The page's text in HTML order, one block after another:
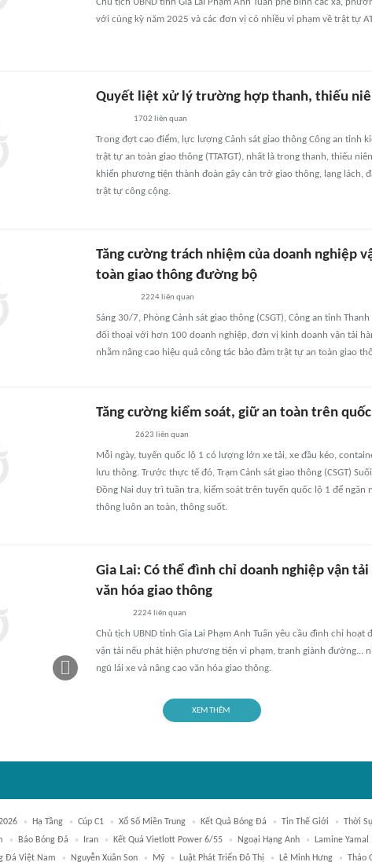
với cùng kỳ năm 2025 và các đơn vị có nhiều vi phạm về trật tự
Quyết liệt xử lý trường hợp thanh, thiếu
1702 liên quan
Trong đợt cao điểm, lực lượng Cảnh sát giao thông Công an tỉnh
trật tự an toàn giao thông (TTATGT), nhất là trong thanh, thiếu
khiển phương tiện thành đoàn gây cản trở giao thông, lạng lách,
trật tự công cộng.
Tăng cường trách nhiệm của doanh nghiệp
toàn giao thông đường bộ
2224 liên quan
Sáng 30/7, Phòng Cảnh sát giao thông (CSGT), Công an tỉnh
đối thoại với hơn 100 doanh nghiệp, đơn vị kinh doanh vận tải
nhằm nâng cao hiệu quả công tác bảo đảm trật tự an toàn giao
Tăng cường kiểm soát, giữ an toàn trên
2623 liên quan
Mỗi ngày, tuyến quốc lộ 1 có lượng lớn xe tải, xe đầu kéo,
lưu thông. Trước thực tế đó, Trạm Cảnh sát giao thông (CSGT)
Đồng Nai duy trì tuần tra, kiểm soát trên tuyến quốc lộ 1 để ngăn
thông luôn an toàn, thông suốt.
Gia Lai: Có thể đình chỉ doanh nghiệp vận
văn hóa giao thông
2224liên quan
Chủ tịch UBND tỉnh Gia Lai Phạm Anh Tuấn yêu cầu đình chỉ
vận tải nếu phát hiện phương tiện vi phạm, tranh giành đường...
ngũ lái xe và nâng cao văn hóa giao thông.
XEM THÊM
Hạ Tầng Cúp C1 Xổ Số Miền Trung Kết Quả Bóng Đá Tin Thế Giới Thời
Báo Bóng Đá Iran Kết Quả Vietlott Power 6/55 Ngoại Hạng Anh Lamine Yamal
Đá Việt Nam Nguyễn Xuân Son Mỹ Luật Phát Triển Đô Thị Lê Minh Hưng Tháo